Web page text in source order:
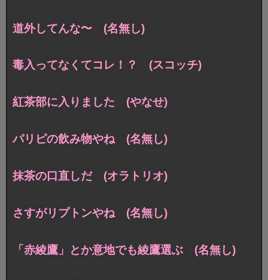
道外してんな〜 (名無し)
毒入ってなくてコレ！？ (スコッチ)
紅茶部に入りました (やなせ)
パリピの飲み物やね (名無し)
抹茶の口直しだ (オラトリオ)
さすがリプトンやね (名無し)
「赤綾鷹」とか意地でも綾鷹選ぶ (名無し)